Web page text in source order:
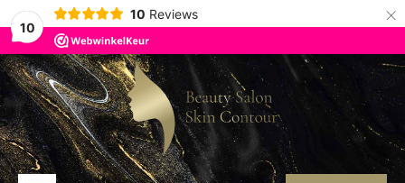
10
10 Reviews ×